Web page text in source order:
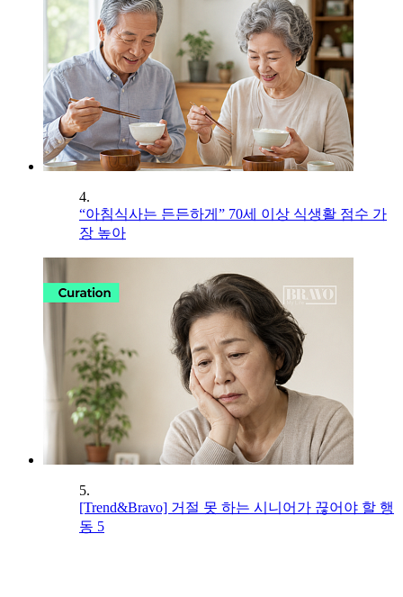
4.
“아침식사는 든든하게” 70세 이상 식생활 점수 가
장 높아
5.
[Trend&Bravo] 거절 못 하는 시니어가 끊어야 할 행
동 5